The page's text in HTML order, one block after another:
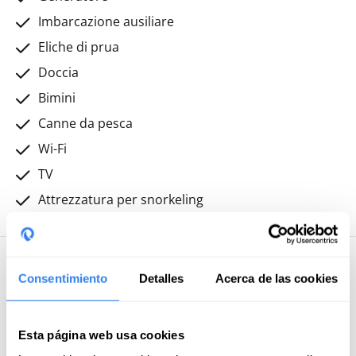
Consentimiento Detalles Acerca de las cookies
Esta página web usa cookies
Imbarcazione ausiliare
Eliche di prua
Doccia
Bimini
Canne da pesca
Wi-Fi
TV
Attrezzatura per snorkeling
Informazioni aggiuntive
Assicurazione